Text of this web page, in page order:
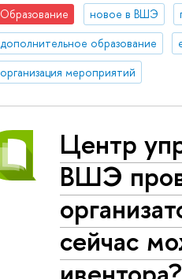
Образование новое в ВШЭ
дополнительное образование
организация мероприятий
Центр
ВШЭ
сейчас